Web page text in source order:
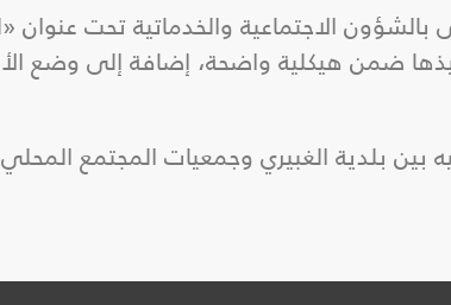
الاجتماعية والخدماتية تحت عنوان
ضمن هيكلية واضحة، إضافة إلى وضع
بلدية الغبيري وجمعيات المجتمع المحلي،